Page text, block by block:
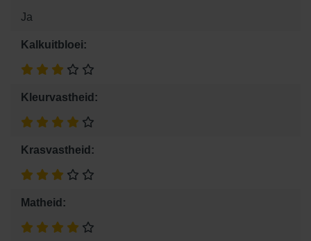
Ja
Kalkuitbloei:
Kleurvastheid:
Krasvastheid:
Matheid: